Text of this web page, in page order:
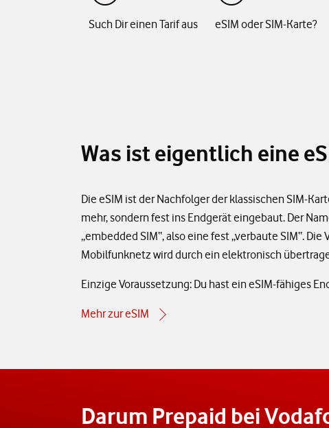
Such Dir einen Tarif aus eSIM oder SIM-Karte?
Was ist eigentlich eine
Die eSIM ist der Nachfolger der klassischen SIM-
mehr, sondern fest ins Endgerät eingebaut. Der
„embedded SIM“, also eine fest „verbaute SIM“. Die
Mobilfunknetz wird durch ein elektronisch
Einzige Voraussetzung: Du hast ein eSIM-fähiges
Mehr zur eSIM
Darum Prepaid bei